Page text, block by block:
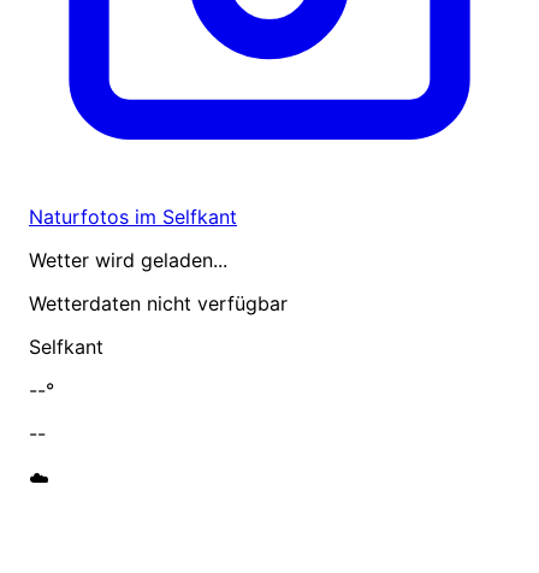
Naturfotos im Selfkant
Wetter wird geladen...
Wetterdaten nicht verfügbar
Selfkant
--°
--
☁️